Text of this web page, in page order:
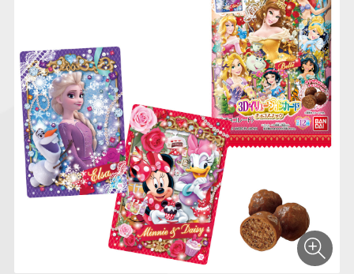
仮面ライダーシリー
ズ
プリキュアシリーズ
ガンダムシリーズ
ドラゴンボール
キャラパキ
にふぉるめーしょん
＆スクエアシール
ポケモンキッズ